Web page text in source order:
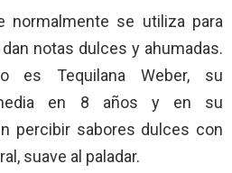
normalmente se utiliza para
notas dulces y ahumadas.
es Tequilana Weber, su
en 8 años y en su
percibir sabores dulces con
suave al paladar.